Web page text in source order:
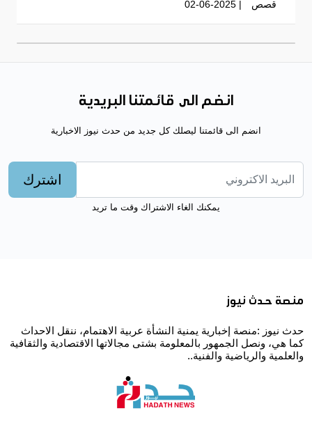
قصص | 02-06-2025
انضم الى قائمتنا البريدية
انضم الى قائمتنا ليصلك كل جديد من حدث نيوز الاخبارية
اشترك
يمكنك الغاء الاشتراك وقت ما تريد
منصة حدث نيوز
حدث نيوز :منصة إخبارية يمنية النشأة عربية الاهتمام، ننقل الاحداث
كما هي، ونصل الجمهور بالمعلومة بشتى مجالاتها الاقتصادية والثقافية
والعلمية والرياضية والفنية..